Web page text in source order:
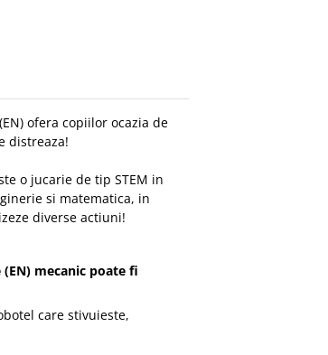
ofera copiilor ocazia de
distreaza!
o jucarie de tip STEM in
si matematica, in
diverse actiuni!
mecanic poate fi
care stivuieste,